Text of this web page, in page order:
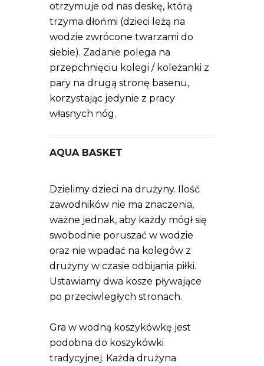
otrzymuje od nas deskę, którą
trzyma dłońmi (dzieci leżą na
wodzie zwrócone twarzami do
siebie). Zadanie polega na
przepchnięciu kolegi / koleżanki z
pary na drugą stronę basenu,
korzystając jedynie z pracy
własnych nóg.
AQUA BASKET
Dzielimy dzieci na drużyny. Ilość
zawodników nie ma znaczenia,
ważne jednak, aby każdy mógł się
swobodnie poruszać w wodzie
oraz nie wpadać na kolegów z
drużyny w czasie odbijania piłki.
Ustawiamy dwa kosze pływające
po przeciwległych stronach.
Gra w wodną koszykówkę jest
podobna do koszykówki
tradycyjnej. Każda drużyna